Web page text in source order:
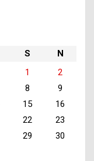
S
N
1
2
8
9
15
16
22
23
29
30